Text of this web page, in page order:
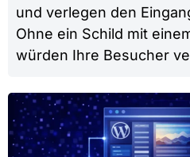
und verlegen den
Ohne ein Schild mit
würden Ihre Besucher